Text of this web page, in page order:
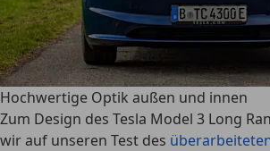
Hochwertige Optik außen und innen
Zum Design des Tesla Model 3 Long
wir auf unseren Test des